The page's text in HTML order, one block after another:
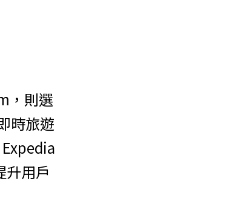
，則選
時旅遊
升用戶